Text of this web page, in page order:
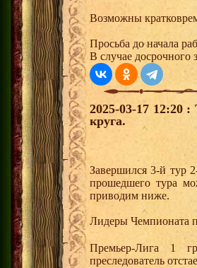
Возможны
Просьба до начала
В случае досрочного
2025-03-17 12:20
круга.
Завершился 3-й тур
прошедшего тура
приводим ниже.
Лидеры Чемпионата
Премьер-Лига 1
преследователь